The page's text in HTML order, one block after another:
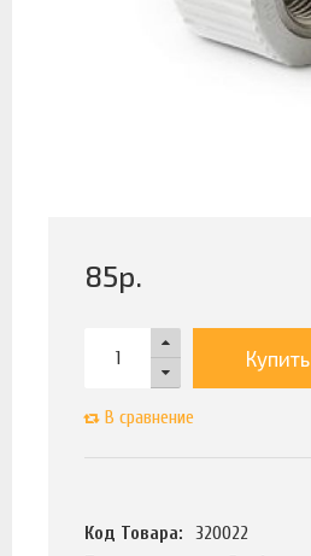
85р.
Купить
В сравнение
Код Товара:
320022